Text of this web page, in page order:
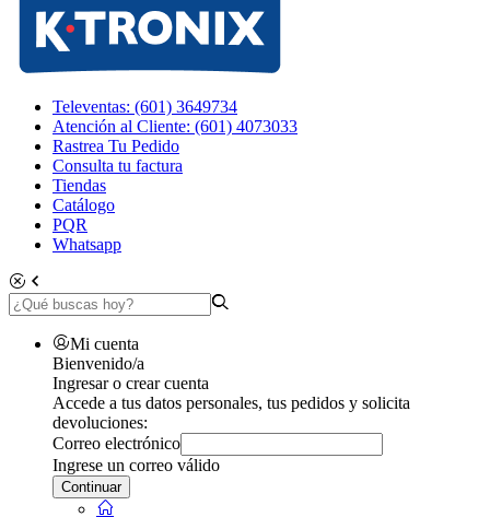
Televentas: (601) 3649734
Atención al Cliente: (601) 4073033
Rastrea Tu Pedido
Consulta tu factura
Tiendas
Catálogo
PQR
Whatsapp
Mi cuenta
Bienvenido/a
Ingresar o crear cuenta
Accede a tus datos personales, tus pedidos y solicita
devoluciones:
Correo electrónico
Ingrese un correo válido
Continuar